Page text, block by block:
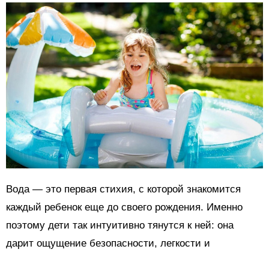
Вода — это первая стихия, с которой знакомится
каждый ребенок еще до своего рождения. Именно
поэтому дети так интуитивно тянутся к ней: она
дарит ощущение безопасности, легкости и